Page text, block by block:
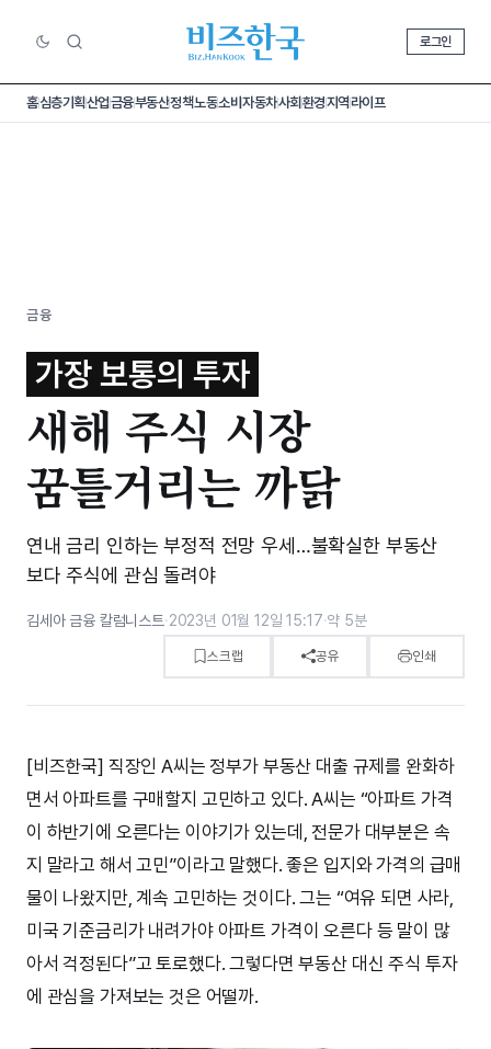
로그인
홈심층기획산업금융부동산정책노동소비 자동차사회환경지역라이프
금융
가장 보통의 투자
새해 주식 시장
꿈틀거리는 까닭
연내 금리 인하는 부정적 전망 우세…불확실한 부동산
보다 주식에 관심 돌려야
김세아 금융 칼럼니스트·2023년 01월 12일 15:17·약 5분
스크랩 공유 인쇄
[비즈한국] 직장인 A씨는 정부가 부동산 대출 규제를 완화하
면서 아파트를 구매할지 고민하고 있다. A씨는 “아파트 가격
이 하반기에 오른다는 이야기가 있는데, 전문가 대부분은 속
지 말라고 해서 고민”이라고 말했다. 좋은 입지와 가격의 급매
물이 나왔지만, 계속 고민하는 것이다. 그는 “여유 되면 사라,
미국 기준금리가 내려가야 아파트 가격이 오른다 등 말이 많
아서 걱정된다”고 토로했다. 그렇다면 부동산 대신 주식 투자
에 관심을 가져보는 것은 어떨까.